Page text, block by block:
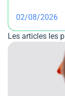
02/08/2026
Les articles les